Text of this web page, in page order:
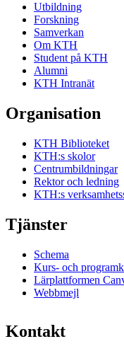
Utbildning
Forskning
Samverkan
Om KTH
Student på KTH
Alumni
KTH Intranät
Organisation
KTH Biblioteket
KTH:s skolor
Centrumbildningar
Rektor och ledning
KTH:s
Tjänster
Schema
Kurs- och
Lärplattformen
Webbmejl
Kontakt